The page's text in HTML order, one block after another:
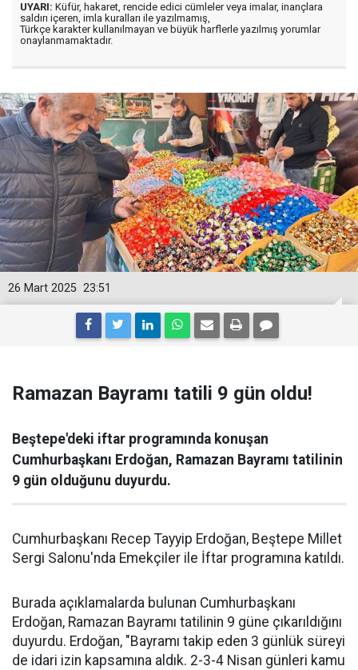
UYARI: Küfür, hakaret, rencide edici cümleler veya imalar, inançlara
saldırı içeren, imla kuralları ile yazılmamış,
Türkçe karakter kullanılmayan ve büyük harflerle yazılmış yorumlar
onaylanmamaktadır.
23:51
26 Mart 2025
Ramazan Bayramı tatili 9 gün oldu!
Beştepe'deki iftar programında konuşan
Cumhurbaşkanı Erdoğan, Ramazan Bayramı tatilinin
9 gün olduğunu duyurdu.
Cumhurbaşkanı Recep Tayyip Erdoğan, Beştepe Millet
Sergi Salonu'nda Emekçiler ile İftar programına katıldı.
Burada açıklamalarda bulunan Cumhurbaşkanı
Erdoğan, Ramazan Bayramı tatilinin 9 güne çıkarıldığını
duyurdu. Erdoğan, "Bayramı takip eden 3 günlük süreyi
de idari izin kapsamına aldık. 2-3-4 Nisan günleri kamu